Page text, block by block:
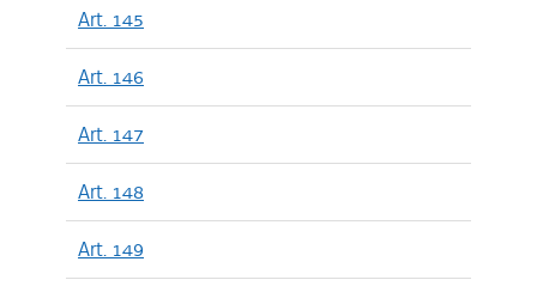
Art. 145
Art. 146
Art. 147
Art. 148
Art. 149